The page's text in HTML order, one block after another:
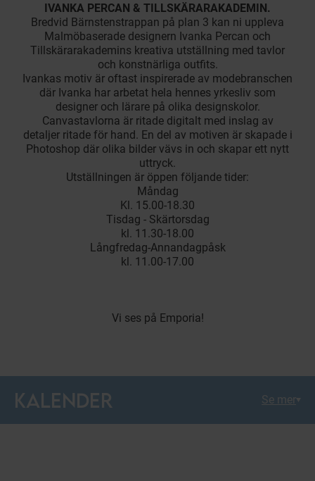
IVANKA PERCAN & TILLSKÄRARAKADEMIN.
Bredvid Bärnstenstrappan på plan 3 kan ni uppleva
Malmöbaserade designern Ivanka Percan och
Tillskärarakademins kreativa utställning med tavlor
och konstnärliga outfits.
Ivankas motiv är oftast inspirerade av modebranschen
där Ivanka har arbetat hela hennes yrkesliv som
designer och lärare på olika designskolor.
Canvastavlorna är ritade digitalt med inslag av
detaljer ritade för hand. En del av motiven är skapade i
Photoshop där olika bilder vävs in och skapar ett nytt
uttryck.
Utställningen är öppen följande tider:
Måndag
Kl. 15.00-18.30
Tisdag - Skärtorsdag
kl. 11.30-18.00
Långfredag-Annandagpåsk
kl. 11.00-17.00
Vi ses på Emporia!
KALENDER Se mer